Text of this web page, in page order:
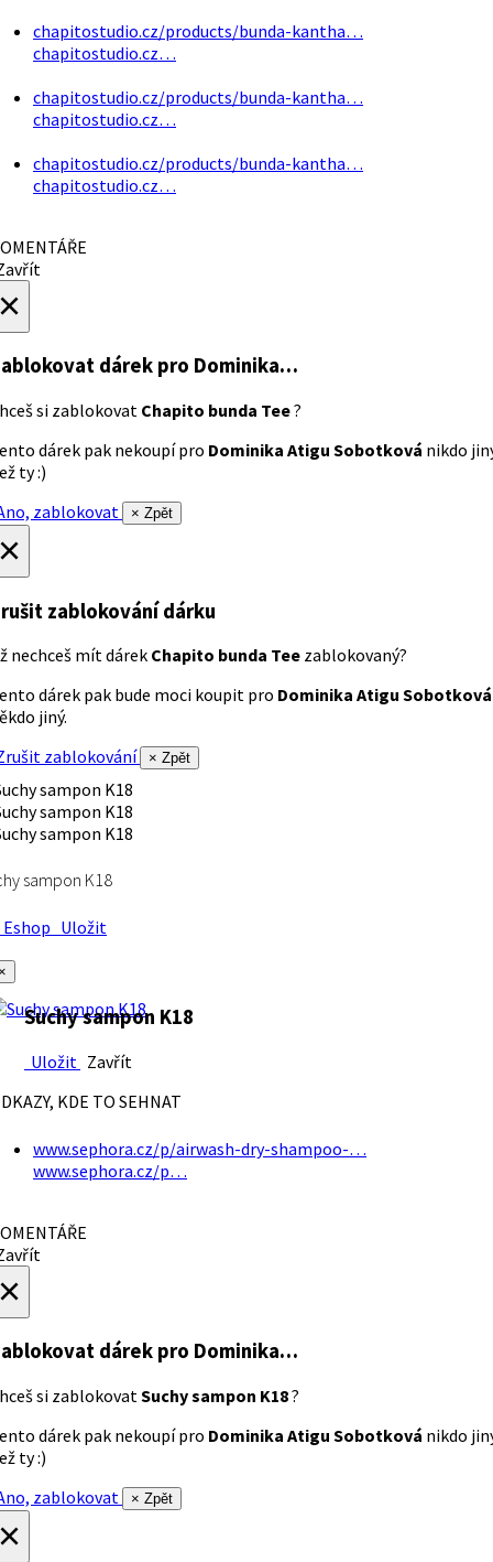
chapitostudio.cz/products/bunda-kantha…
chapitostudio.cz…
chapitostudio.cz/products/bunda-kantha…
chapitostudio.cz…
chapitostudio.cz/products/bunda-kantha…
chapitostudio.cz…
dárek pro Dominika…
si zablokovat Chapito bunda Tee?
dárek pak nekoupí pro Dominika Atigu Sobotková nikdo
ty :)
zablokovat
× Zpět
zablokování dárku
nechceš mít dárek Chapito bunda Tee zablokovaný?
dárek pak bude moci koupit pro Dominika Atigu Sobotková
jiný.
zablokování
× Zpět
sampon K18
Uložit
Suchy sampon K18
Uložit Zavřít
KDE TO SEHNAT
www.sephora.cz/p/airwash-dry-shampoo-…
www.sephora.cz/p…
dárek pro Dominika…
si zablokovatSuchy sampon K18?
dárek pak nekoupí pro Dominika Atigu Sobotková nikdo
ty :)
zablokovat
× Zpět